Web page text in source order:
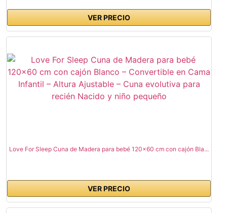
VER PRECIO
Love For Sleep Cuna de Madera para bebé 120x60 cm con cajón Bla...
VER PRECIO